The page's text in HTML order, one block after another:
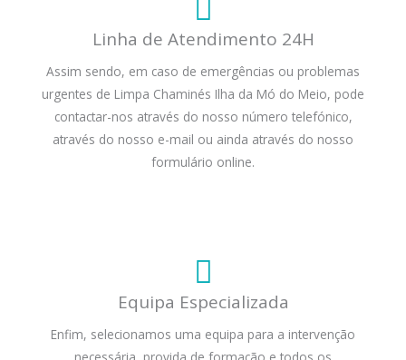
Linha de Atendimento 24H
Assim sendo, em caso de emergências ou problemas
urgentes de Limpa Chaminés Ilha da Mó do Meio, pode
contactar-nos através do nosso número telefónico,
através do nosso e-mail ou ainda através do nosso
formulário online.
Equipa Especializada
Enfim, selecionamos uma equipa para a intervenção